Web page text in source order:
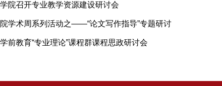
学院召开专业教学资源建设研讨会
院学术周系列活动之——“论文写作指导”专题研讨
学前教育“专业理论”课程群课程思政研讨会